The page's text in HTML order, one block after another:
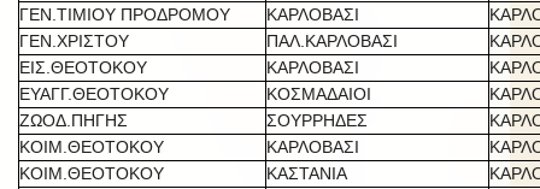
ΓΕΝ.ΤΙΜΙΟΥ ΠΡΟΔΡΟΜΟΥ
ΚΑΡΛΟΒΑΣΙ
ΓΕΝ.ΧΡΙΣΤΟΥ
ΠΑΛ.ΚΑΡΛΟΒΑΣΙ
ΕΙΣ.ΘΕΟΤΟΚΟΥ
ΚΑΡΛΟΒΑΣΙ
ΕΥΑΓΓ.ΘΕΟΤΟΚΟΥ
ΚΟΣΜΑΔΑΙΟΙ
ΖΩΟΔ.ΠΗΓΗΣ
ΣΟΥΡΡΗΔΕΣ
ΚΟΙΜ.ΘΕΟΤΟΚΟΥ
ΚΑΡΛΟΒΑΣΙ
ΚΟΙΜ.ΘΕΟΤΟΚΟΥ
ΚΑΣΤΑΝΙΑ